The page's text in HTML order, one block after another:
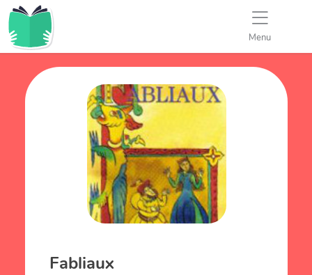
Menu
Fabliaux